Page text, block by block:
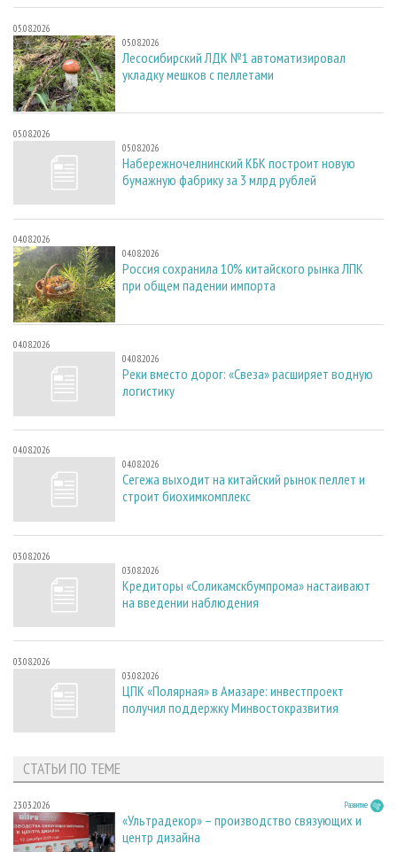
05.08.2026
05.08.2026
Лесосибирский ЛДК №1 автоматизировал
укладку мешков с пеллетами
05.08.2026
05.08.2026
Набережночелнинский КБК построит новую
бумажную фабрику за 3 млрд рублей
04.08.2026
04.08.2026
Россия сохранила 10% китайского рынка ЛПК
при общем падении импорта
04.08.2026
04.08.2026
Реки вместо дорог: «Свеза» расширяет водную
логистику
04.08.2026
04.08.2026
Сегежа выходит на китайский рынок пеллет и
строит биохимкомплекс
03.08.2026
03.08.2026
Кредиторы «Соликамскбумпрома» настаивают
на введении наблюдения
03.08.2026
03.08.2026
ЦПК «Полярная» в Амазаре: инвестпроект
получил поддержку Минвостокразвития
СТАТЬИ ПО ТЕМЕ
23.03.2026 Развитие
«Ультрадекор» – производство связующих и
центр дизайна